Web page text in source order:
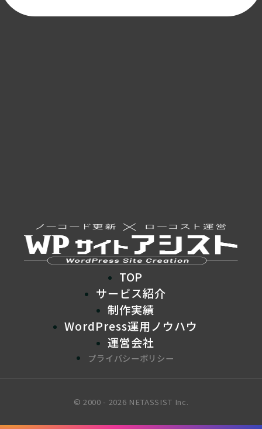
TOP
サービス紹介
制作実績
WordPress運用ノウハウ
運営会社
プライバシーポリシー
© 2000 - 2026 NETASSIST Inc.